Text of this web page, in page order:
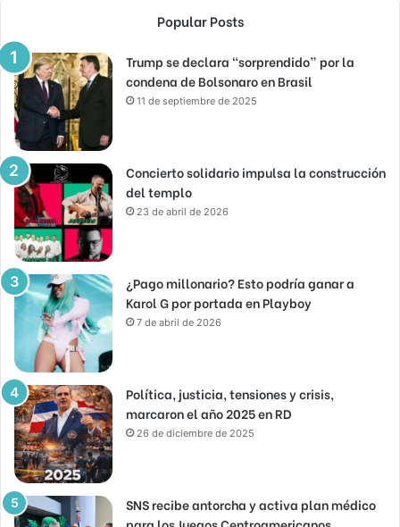
Popular Posts
Trump se declara “sorprendido” por la
condena de Bolsonaro en Brasil
11 de septiembre de 2025
Concierto solidario impulsa la construcción
del templo
23 de abril de 2026
¿Pago millonario? Esto podría ganar a
Karol G por portada en Playboy
7 de abril de 2026
Política, justicia, tensiones y crisis,
marcaron el año 2025 en RD
26 de diciembre de 2025
SNS recibe antorcha y activa plan médico